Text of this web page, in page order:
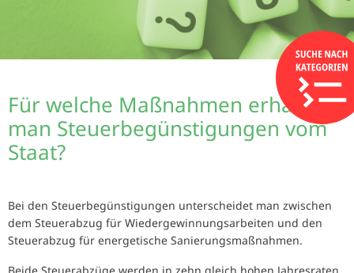
Für welche Maßnahmen erhält
man Steuerbegünstigungen vom
Staat?
Bei den Steuerbegünstigungen unterscheidet man zwischen
dem Steuerabzug für Wiedergewinnungsarbeiten und den
Steuerabzug für energetische Sanierungsmaßnahmen.